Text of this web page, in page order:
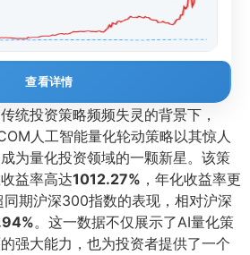
查看详情
统投资策略频频失灵的背景下，
人工智能量化轮动策略以其惊人
为量化投资领域的一颗新星。该策
益率高达1012.27% ，年化收益率更
同期沪深300指数的表现，相对沪深
。这一数据不仅展示了AI量化策
强大能力，也为投资者提供了一个